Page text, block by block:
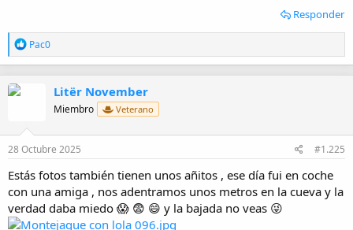
Responder
R
e
a
n
s
:
Pac0
Litër November
Miembro Veterano
28 Octubre 2025 #1.225
Estás fotos también tienen unos añitos , ese día fui en coche
con una amiga , nos adentramos unos metros en la cueva y la
verdad daba miedo 😱 😨 😄 y la bajada no veas 😜